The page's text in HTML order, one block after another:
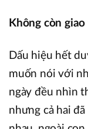
Không còn
Dấu hiệu hết
muốn nói với
ngày đều nhìn
nhưng cả hai